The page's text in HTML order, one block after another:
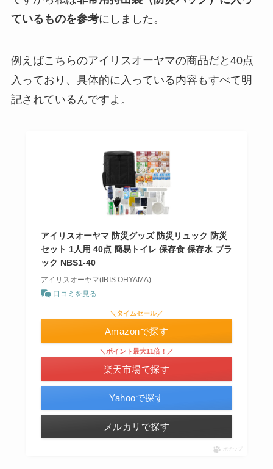
ているものを参考にしました。
例えばこちらのアイリスオーヤマの商品だと40点
入っており、具体的に入っている内容もすべて明
記されているんですよ。
アイリスオーヤマ 防災グッズ 防災リュック 防災
セット 1人用 40点 簡易トイレ 保存食 保存水 ブラ
ック NBS1-40
アイリスオーヤマ(IRIS OHYAMA)
口コミを見る
＼タイムセール／
Amazonで探す
＼ポイント最大11倍！／
楽天市場で探す
Yahooで探す
メルカリで探す
ポチップ